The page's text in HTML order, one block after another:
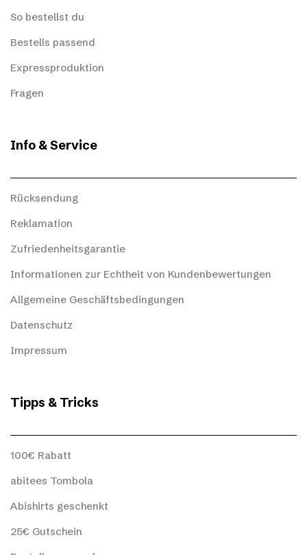
So bestellst du
Bestells passend
Expressproduktion
Fragen
Info & Service
Rücksendung
Reklamation
Zufriedenheitsgarantie
Informationen zur Echtheit von Kundenbewertungen
Allgemeine Geschäftsbedingungen
Datenschutz
Impressum
Tipps & Tricks
100€ Rabatt
abitees Tombola
Abishirts geschenkt
25€ Gutschein